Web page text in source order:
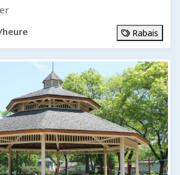
heure
Rabais